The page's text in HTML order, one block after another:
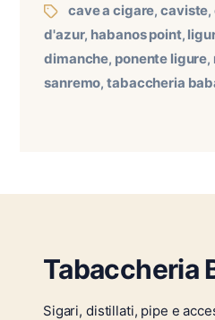
cave a cigare,caviste,
d'azur, habanos point,
dimanche, ponente ligure,
sanremo,tabaccheria
Tabaccheria
Sigari, distillati, pipe e